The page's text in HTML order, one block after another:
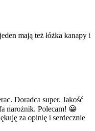
mają też łóżka kanapy i
Doradca super. Jakość
narożnik. Polecam! 😀
za opinię i serdecznie